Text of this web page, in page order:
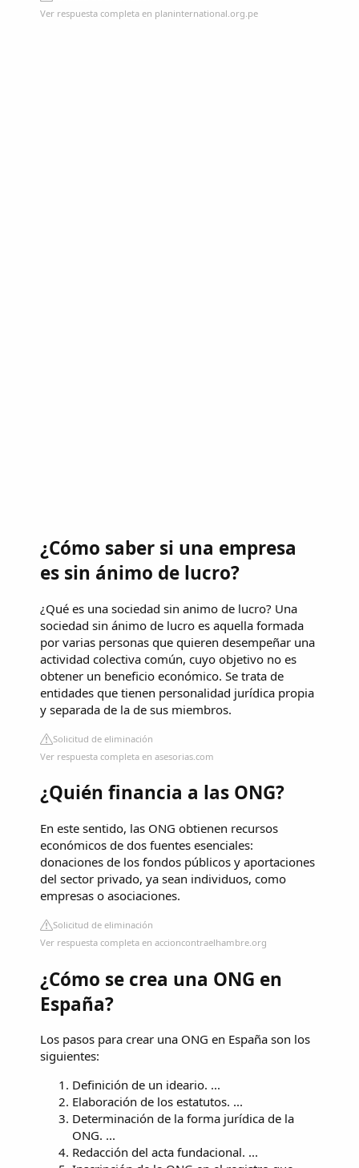
Ver respuesta completa en planinternational.org.pe
¿Cómo saber si una empresa
es sin ánimo de lucro?
¿Qué es una sociedad sin animo de lucro? Una
sociedad sin ánimo de lucro es aquella formada
por varias personas que quieren desempeñar una
actividad colectiva común, cuyo objetivo no es
obtener un beneficio económico. Se trata de
entidades que tienen personalidad jurídica propia
y separada de la de sus miembros.
Solicitud de eliminación
Ver respuesta completa en asesorias.com
¿Quién financia a las ONG?
En este sentido, las ONG obtienen recursos
económicos de dos fuentes esenciales:
donaciones de los fondos públicos y aportaciones
del sector privado, ya sean individuos, como
empresas o asociaciones.
Solicitud de eliminación
Ver respuesta completa en accioncontraelhambre.org
¿Cómo se crea una ONG en
España?
Los pasos para crear una ONG en España son los
siguientes:
Definición de un ideario. ...
Elaboración de los estatutos. ...
Determinación de la forma jurídica de la
ONG. ...
Redacción del acta fundacional. ...